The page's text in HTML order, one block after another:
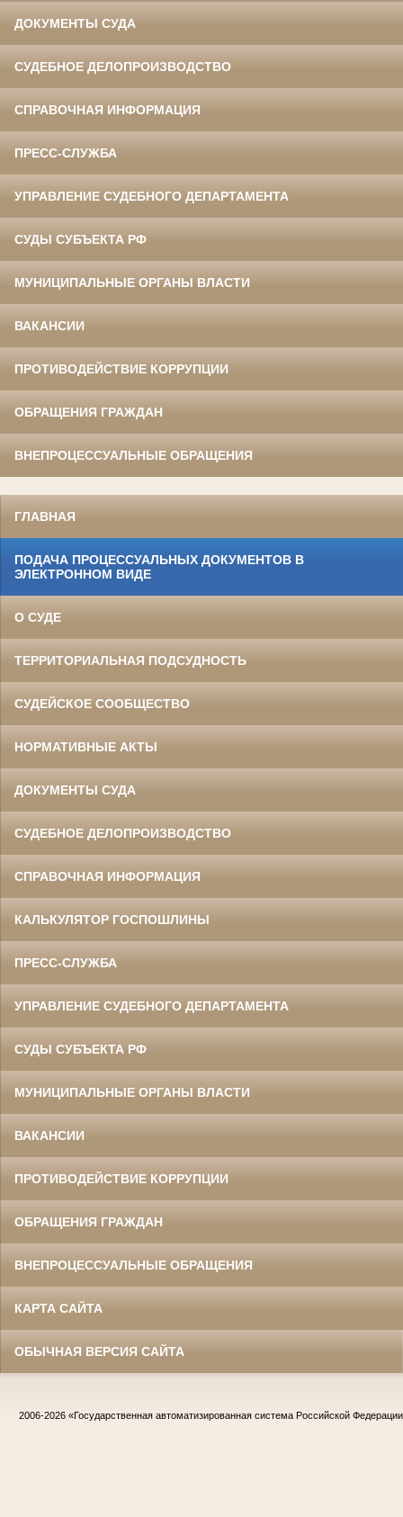
ДОКУМЕНТЫ СУДА
СУДЕБНОЕ ДЕЛОПРОИЗВОДСТВО
СПРАВОЧНАЯ ИНФОРМАЦИЯ
ПРЕСС-СЛУЖБА
УПРАВЛЕНИЕ СУДЕБНОГО ДЕПАРТАМЕНТА
СУДЫ СУБЪЕКТА РФ
МУНИЦИПАЛЬНЫЕ ОРГАНЫ ВЛАСТИ
ВАКАНСИИ
ПРОТИВОДЕЙСТВИЕ КОРРУПЦИИ
ОБРАЩЕНИЯ ГРАЖДАН
ВНЕПРОЦЕССУАЛЬНЫЕ ОБРАЩЕНИЯ
ГЛАВНАЯ
ПОДАЧА ПРОЦЕССУАЛЬНЫХ ДОКУМЕНТОВ В
ЭЛЕКТРОННОМ ВИДЕ
О СУДЕ
ТЕРРИТОРИАЛЬНАЯ ПОДСУДНОСТЬ
СУДЕЙСКОЕ СООБЩЕСТВО
НОРМАТИВНЫЕ АКТЫ
ДОКУМЕНТЫ СУДА
СУДЕБНОЕ ДЕЛОПРОИЗВОДСТВО
СПРАВОЧНАЯ ИНФОРМАЦИЯ
КАЛЬКУЛЯТОР ГОСПОШЛИНЫ
ПРЕСС-СЛУЖБА
УПРАВЛЕНИЕ СУДЕБНОГО ДЕПАРТАМЕНТА
СУДЫ СУБЪЕКТА РФ
МУНИЦИПАЛЬНЫЕ ОРГАНЫ ВЛАСТИ
ВАКАНСИИ
ПРОТИВОДЕЙСТВИЕ КОРРУПЦИИ
ОБРАЩЕНИЯ ГРАЖДАН
ВНЕПРОЦЕССУАЛЬНЫЕ ОБРАЩЕНИЯ
КАРТА САЙТА
ОБЫЧНАЯ ВЕРСИЯ САЙТА
2006-2026 «Государственная автоматизированная система Российской